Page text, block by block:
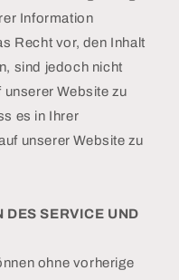
Information
Recht vor, den Inhalt
sind jedoch nicht
Website zu
es in Ihrer
unserer Website zu
SERVICE UND
ohne vorherige